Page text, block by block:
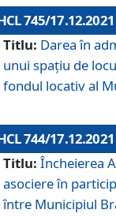
745/17.12.2021
Titlu: Darea în
unui spațiu de
fondul locativ al
744/17.12.2021
Titlu: Încheierea
asociere în
între Municipiul